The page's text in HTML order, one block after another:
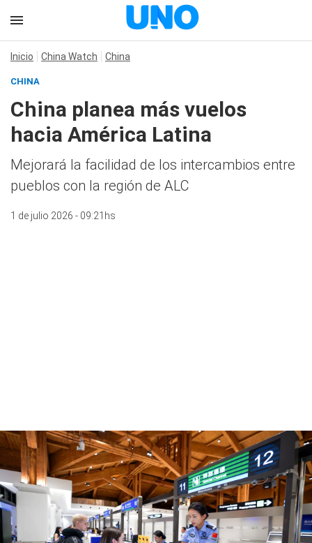
Inicio China Watch China
CHINA
China planea más vuelos
hacia América Latina
Mejorará la facilidad de los intercambios entre
pueblos con la región de ALC
1 de julio 2026 - 09:21hs